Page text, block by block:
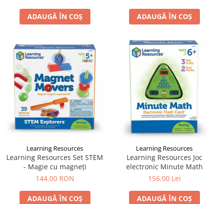
ADAUGĂ ÎN COȘ ADAUGĂ ÎN COȘ
Learning Resources
Learning Resources Set STEM
- Magie cu magneți
144,00 RON
ADAUGĂ ÎN COȘ
Learning Resources
Learning Resources Joc
electronic Minute Math
156,00 Lei
ADAUGĂ ÎN COȘ